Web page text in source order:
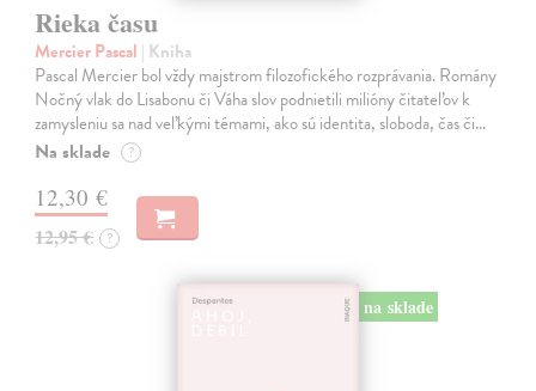
Rieka času
Mercier Pascal | Kniha
Pascal Mercier bol vždy majstrom filozofického rozprávania. Romány
Nočný vlak do Lisabonu či Váha slov podnietili milióny čitateľov k
zamysleniu sa nad veľkými témami, ako sú identita, sloboda, čas či…
Na sklade ?
12,30 €
12,95 € ?
na sklade